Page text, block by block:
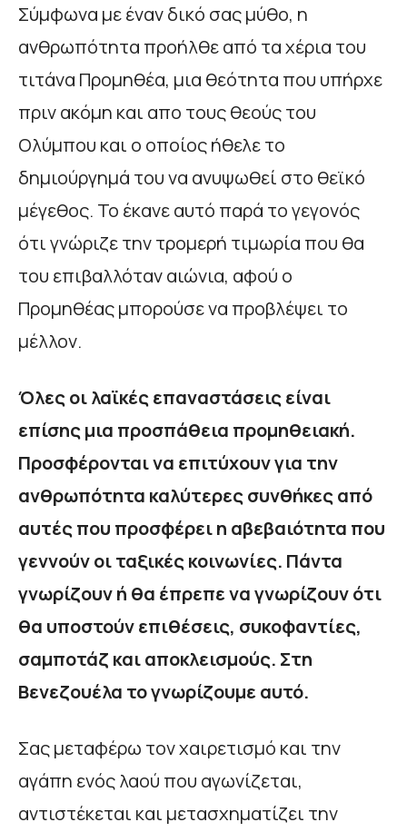
Σύμφωνα με έναν δικό σας μύθο, η
ανθρωπότητα προήλθε από τα χέρια του
τιτάνα Προμηθέα, μια θεότητα που υπήρχε
πριν ακόμη και απο τους θεούς του
Ολύμπου και ο οποίος ήθελε το
δημιούργημά του να ανυψωθεί στο θεϊκό
μέγεθος. Το έκανε αυτό παρά το γεγονός
ότι γνώριζε την τρομερή τιμωρία που θα
του επιβαλλόταν αιώνια, αφού ο
Προμηθέας μπορούσε να προβλέψει το
μέλλον.
Όλες οι λαϊκές επαναστάσεις είναι
επίσης μια προσπάθεια προμηθειακή.
Προσφέρονται να επιτύχουν για την
ανθρωπότητα καλύτερες συνθήκες από
αυτές που προσφέρει η αβεβαιότητα που
γεννούν οι ταξικές κοινωνίες. Πάντα
γνωρίζουν ή θα έπρεπε να γνωρίζουν ότι
θα υποστούν επιθέσεις, συκοφαντίες,
σαμποτάζ και αποκλεισμούς. Στη
Βενεζουέλα το γνωρίζουμε αυτό.
Σας μεταφέρω τον χαιρετισμό και την
αγάπη ενός λαού που αγωνίζεται,
αντιστέκεται και μετασχηματίζει την